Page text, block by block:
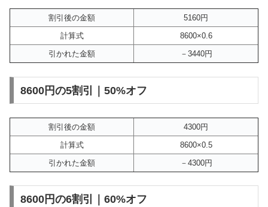
割引後の金額
5160円
計算式
8600×0.6
引かれた金額
－3440円
8600円の5割引｜50%オフ
割引後の金額
4300円
計算式
8600×0.5
引かれた金額
－4300円
8600円の6割引｜60%オフ